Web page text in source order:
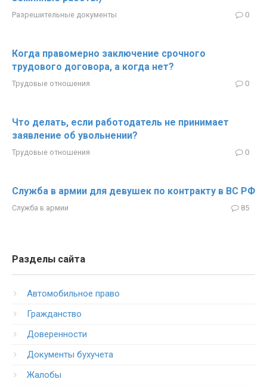
Разрешительные документы 0
Когда правомерно заключение срочного
трудового договора, а когда нет?
Трудовые отношения 0
Что делать, если работодатель не принимает
заявление об увольнении?
Трудовые отношения 0
Служба в армии для девушек по контракту в ВС РФ
Служба в армии 85
Разделы сайта
Автомобильное право
Гражданство
Доверенности
Документы бухучета
Жалобы